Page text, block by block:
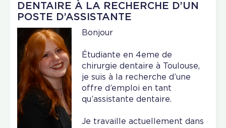
DENTAIRE À LA RECHERCHE D’UN
POSTE D’ASSISTANTE
Bonjour
Étudiante en 4eme de
chirurgie dentaire à Toulouse,
je suis à la recherche d’une
offre d’emploi en tant
qu’assistante dentaire.
Je travaille actuellement dans